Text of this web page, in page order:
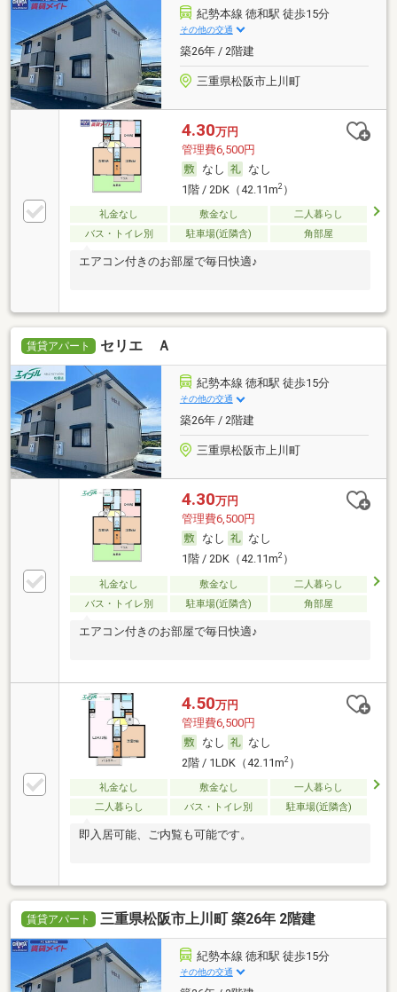
紀勢本線 徳和駅 徒歩15分
その他の交通
築26年 / 2階建
三重県松阪市上川町
4.30万円
管理費6,500円
なし
なし
1階 / 2DK（42.11m2）
礼金なし 敷金なし
二人暮らし
バス・トイレ別
駐車場(近隣含) 角部屋
エアコン付きのお部屋で毎日快適♪
賃貸アパート セリエ Ａ
紀勢本線 徳和駅 徒歩15分
その他の交通
築26年 / 2階建
三重県松阪市上川町
4.30万円
管理費6,500円
なし
なし
1階 / 2DK（42.11m2）
礼金なし 敷金なし
二人暮らし
バス・トイレ別
駐車場(近隣含) 角部屋
エアコン付きのお部屋で毎日快適♪
4.50万円
管理費6,500円
なし
なし
2階 / 1LDK（42.11m2）
礼金なし 敷金なし
一人暮らし
二人暮らし
バス・トイレ別 駐車場(近隣含)
即入居可能、ご内覧も可能です。
賃貸アパート 三重県松阪市上川町 築26年 2階建
紀勢本線 徳和駅 徒歩15分
その他の交通